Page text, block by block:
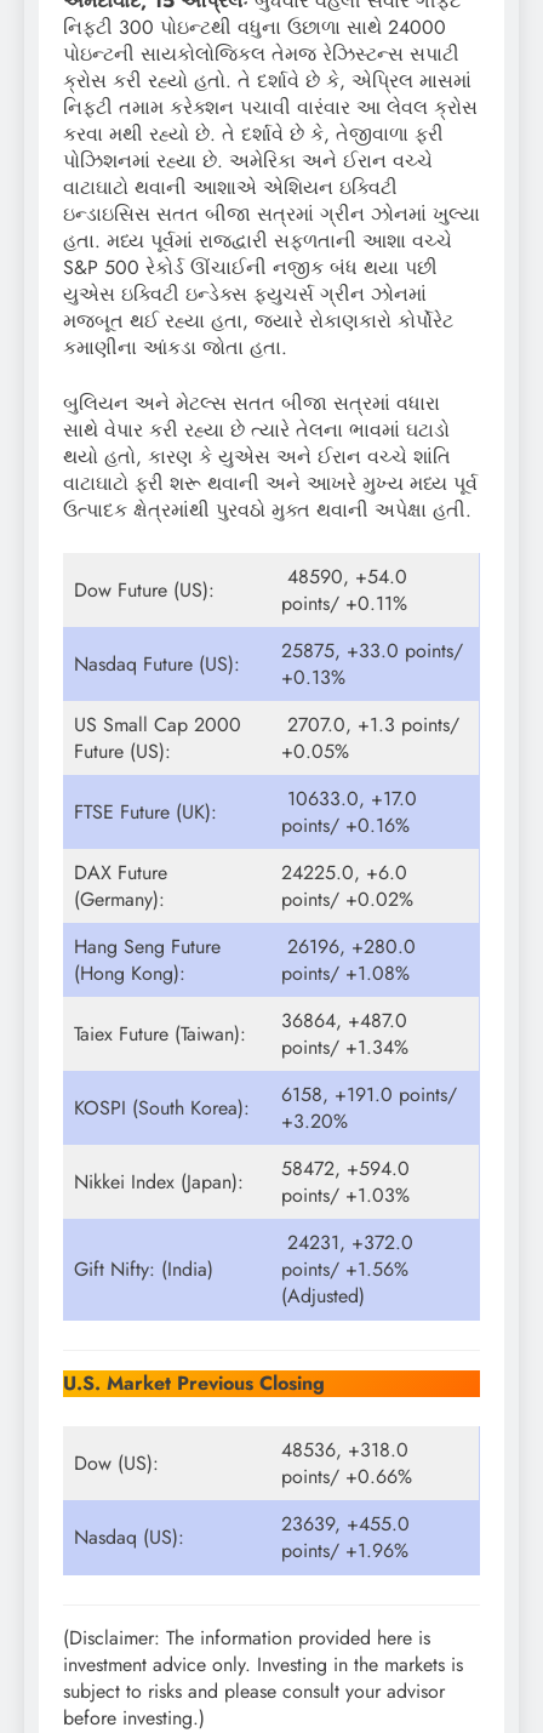
નિફ્ટી 300 પોઇન્ટથી વધુના ઉછાળા સાથે 24000
પોઇન્ટની સાયકોલોજિકલ તેમજ રેઝિસ્ટન્સ સપાટી
ક્રોસ કરી રહ્યો હતો. તે દર્શાવે છે કે, એપ્રિલ માસમાં
નિફ્ટી તમામ કરેક્શન પચાવી વારંવાર આ લેવલ ક્રોસ
કરવા મથી રહ્યો છે. તે દર્શાવે છે કે, તેજીવાળા ફરી
પોઝિશનમાં રહ્યા છે. અમેરિકા અને ઈરાન વચ્ચે
વાટાઘાટો થવાની આશાએ એશિયન ઇક્વિટી
ઇન્ડાઇસિસ સતત બીજા સત્રમાં ગ્રીન ઝોનમાં ખુલ્યા
હતા. મધ્ય પૂર્વમાં રાજદ્વારી સફળતાની આશા વચ્ચે
S&P 500 રેકોર્ડ ઊંચાઈની નજીક બંધ થયા પછી
યુએસ ઇક્વિટી ઇન્ડેક્સ ફ્યુચર્સ ગ્રીન ઝોનમાં
મજબૂત થઈ રહ્યા હતા, જ્યારે રોકાણકારો કોર્પોરેટ
કમાણીના આંકડા જોતા હતા.
બુલિયન અને મેટલ્સ સતત બીજા સત્રમાં વધારા
સાથે વેપાર કરી રહ્યા છે ત્યારે તેલના ભાવમાં ઘટાડો
થયો હતો, કારણ કે યુએસ અને ઈરાન વચ્ચે શાંતિ
વાટાઘાટો ફરી શરૂ થવાની અને આખરે મુખ્ય મધ્ય પૂર્વ
ઉત્પાદક ક્ષેત્રમાંથી પુરવઠો મુક્ત થવાની અપેક્ષા હતી.
Dow Future (US):
48590, +54.0
points/ +0.11%
Nasdaq Future (US):
25875, +33.0 points/
+0.13%
US Small Cap 2000
Future (US):
2707.0, +1.3 points/
+0.05%
FTSE Future (UK):
10633.0, +17.0
points/ +0.16%
DAX Future
(Germany):
24225.0, +6.0
points/ +0.02%
Hang Seng Future
(Hong Kong):
26196, +280.0
points/ +1.08%
Taiex Future (Taiwan):
36864, +487.0
points/ +1.34%
KOSPI (South Korea):
6158, +191.0 points/
+3.20%
Nikkei Index (Japan):
58472, +594.0
points/ +1.03%
Gift Nifty: (India)
24231, +372.0
points/ +1.56%
(Adjusted)
U.S. Market Previous Closing
Dow (US):
48536, +318.0
points/ +0.66%
Nasdaq (US):
23639, +455.0
points/ +1.96%
(Disclaimer: The information provided here is
investment advice only. Investing in the markets is
subject to risks and please consult your advisor
before investing.)